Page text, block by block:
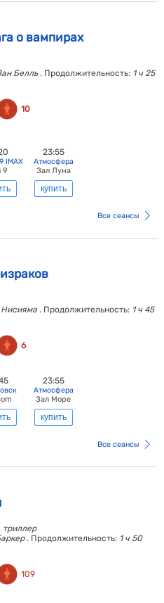
о вампирах
Белль . Продолжительность: 1 ч 25
10
IMAX
9
23:55
Атмосфера
Зал Луна
купить
Все сеансы
. Продолжительность: 1 ч 45
6
23:55
Атмосфера
Зал Море
купить
Все сеансы
триллер
. Продолжительность: 1 ч 50
109